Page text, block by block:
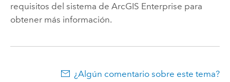
requisitos del sistema de ArcGIS Enterprise para
obtener más información.
¿Algún comentario sobre este tema?